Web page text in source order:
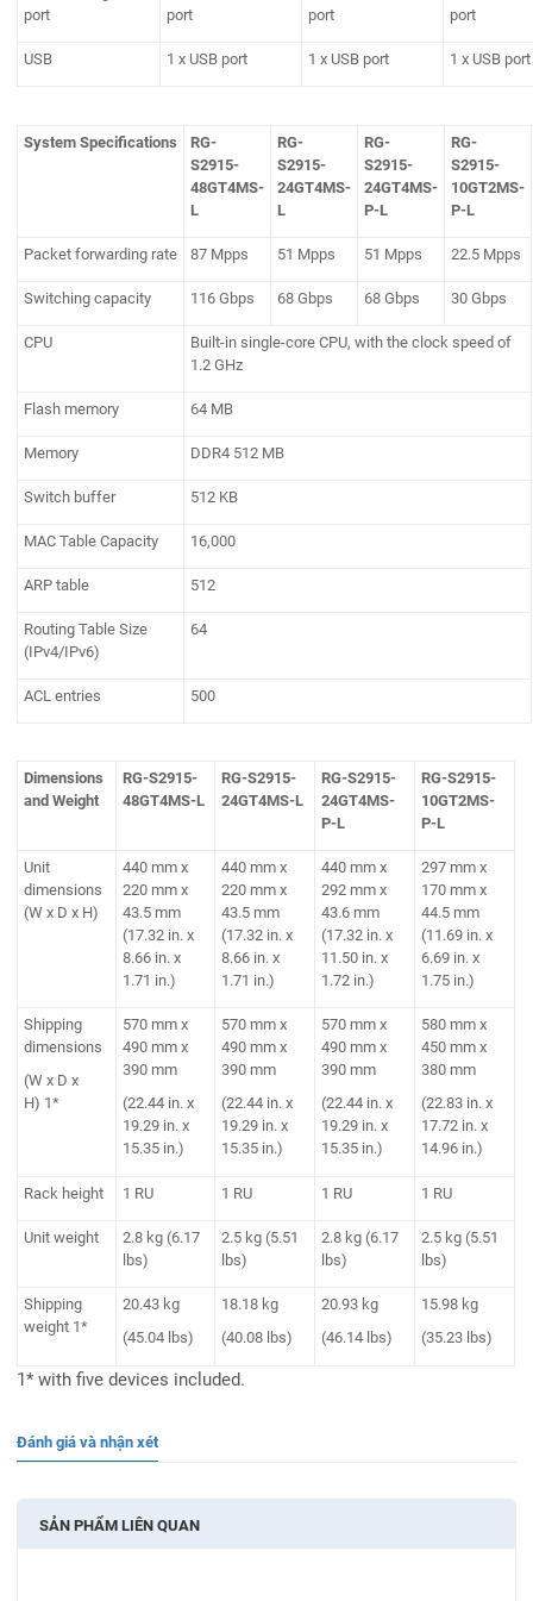
port
port
port
port
USB 1 x USB port 1 x USB port 1 x USB port
System Specifications
RG-
S2915-
48GT4MS-
L
RG-
S2915-
24GT4MS-
L
RG-
S2915-
24GT4MS-
P-L
RG-
S2915-
10GT2MS-
P-L
Packet forwarding rate 87 Mpps 51 Mpps 51 Mpps 22.5 Mpps
Switching capacity 116 Gbps 68 Gbps 68 Gbps 30 Gbps
CPU
Built-in single-core CPU, with the clock speed of
1.2 GHz
Flash memory 64 MB
Memory DDR4 512 MB
Switch buffer 512 KB
MAC Table Capacity 16,000
ARP table 512
Routing Table Size
(IPv4/IPv6)
64
ACL entries 500
Dimensions
and Weight
RG-S2915-
48GT4MS-L
RG-S2915-
24GT4MS-L
RG-S2915-
24GT4MS-
P-L
RG-S2915-
10GT2MS-
P-L
Unit
dimensions
(W x D x H)
440 mm x
220 mm x
43.5 mm
(17.32 in. x
8.66 in. x
1.71 in.)
440 mm x
220 mm x
43.5 mm
(17.32 in. x
8.66 in. x
1.71 in.)
440 mm x
292 mm x
43.6 mm
(17.32 in. x
11.50 in. x
1.72 in.)
297 mm x
170 mm x
44.5 mm
(11.69 in. x
6.69 in. x
1.75 in.)
Shipping
dimensions
(W x D x
H) 1*
570 mm x
490 mm x
390 mm
(22.44 in. x
19.29 in. x
15.35 in.)
570 mm x
490 mm x
390 mm
(22.44 in. x
19.29 in. x
15.35 in.)
570 mm x
490 mm x
390 mm
(22.44 in. x
19.29 in. x
15.35 in.)
580 mm x
450 mm x
380 mm
(22.83 in. x
17.72 in. x
14.96 in.)
Rack height 1 RU 1 RU 1 RU 1 RU
Unit weight
2.8 kg (6.17
lbs)
2.5 kg (5.51
lbs)
2.8 kg (6.17
lbs)
2.5 kg (5.51
lbs)
Shipping
weight 1*
20.43 kg
(45.04 lbs)
18.18 kg
(40.08 lbs)
20.93 kg
(46.14 lbs)
15.98 kg
(35.23 lbs)
1* with five devices included.
Đánh giá và nhận xét
SẢN PHẨM LIÊN QUAN